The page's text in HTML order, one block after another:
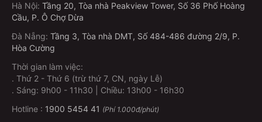
Hà Nội: Tầng 20, Tòa nhà Peakview Tower, Số 36 Phố Hoàng
Cầu, P. Ô Chợ Dừa
Đà Nẵng: Tầng 3, Tòa nhà DMT, Số 484-486 đường 2/9, P.
Hòa Cường
Thời gian làm việc:
. Thứ 2 - Thứ 6 (trừ thứ 7, CN, ngày Lễ)
. Sáng: 9h00 - 11h30 | Chiều: 13h00 - 16h30
Hotline : 1900 5454 41 (Phí 1.000đ/phút)